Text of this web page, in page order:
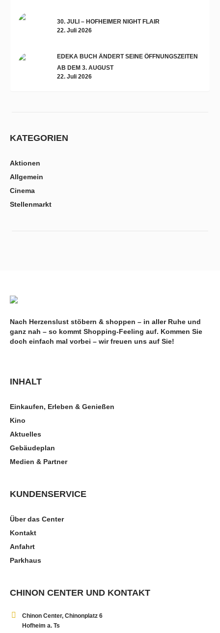
30. JULI – HOFHEIMER NIGHT FLAIR
22. Juli 2026
EDEKA BUCH ÄNDERT SEINE ÖFFNUNGSZEITEN
AB DEM 3. AUGUST
22. Juli 2026
KATEGORIEN
Aktionen
Allgemein
Cinema
Stellenmarkt
Nach Herzenslust stöbern & shoppen – in aller Ruhe und
ganz nah – so kommt Shopping-Feeling auf. Kommen Sie
doch einfach mal vorbei – wir freuen uns auf Sie!
INHALT
Einkaufen, Erleben & Genießen
Kino
Aktuelles
Gebäudeplan
Medien & Partner
KUNDENSERVICE
Über das Center
Kontakt
Anfahrt
Parkhaus
CHINON CENTER UND KONTAKT
Chinon Center, Chinonplatz 6
Hofheim a. Ts